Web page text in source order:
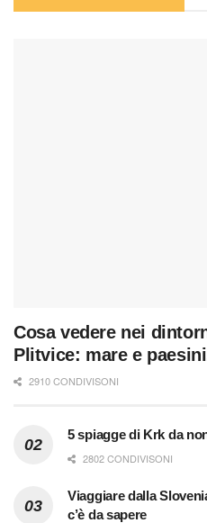
Cosa vedere nei
Plitvice: mare e
2910 CONDIVISONI
5 spiagge di Krk da
2802 CONDIVISONI
Viaggiare dalla
c’è da sapere